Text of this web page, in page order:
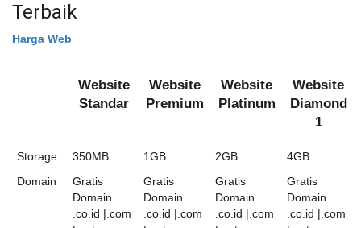
Terbaik
Harga Web
Website
Standar
Website
Premium
Website
Platinum
Website
Diamond
1
Storage 350MB 1GB 2GB
4GB
Domain
Gratis
Domain
.co.id |.com
Gratis
Domain
.co.id |.com
Gratis
Domain
.co.id |.com
Gratis
Domain
.co.id |.com